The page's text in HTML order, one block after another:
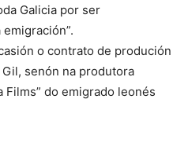
Galicia por ser
o contrato de produción
senón na produtora
Films” do emigrado leonés